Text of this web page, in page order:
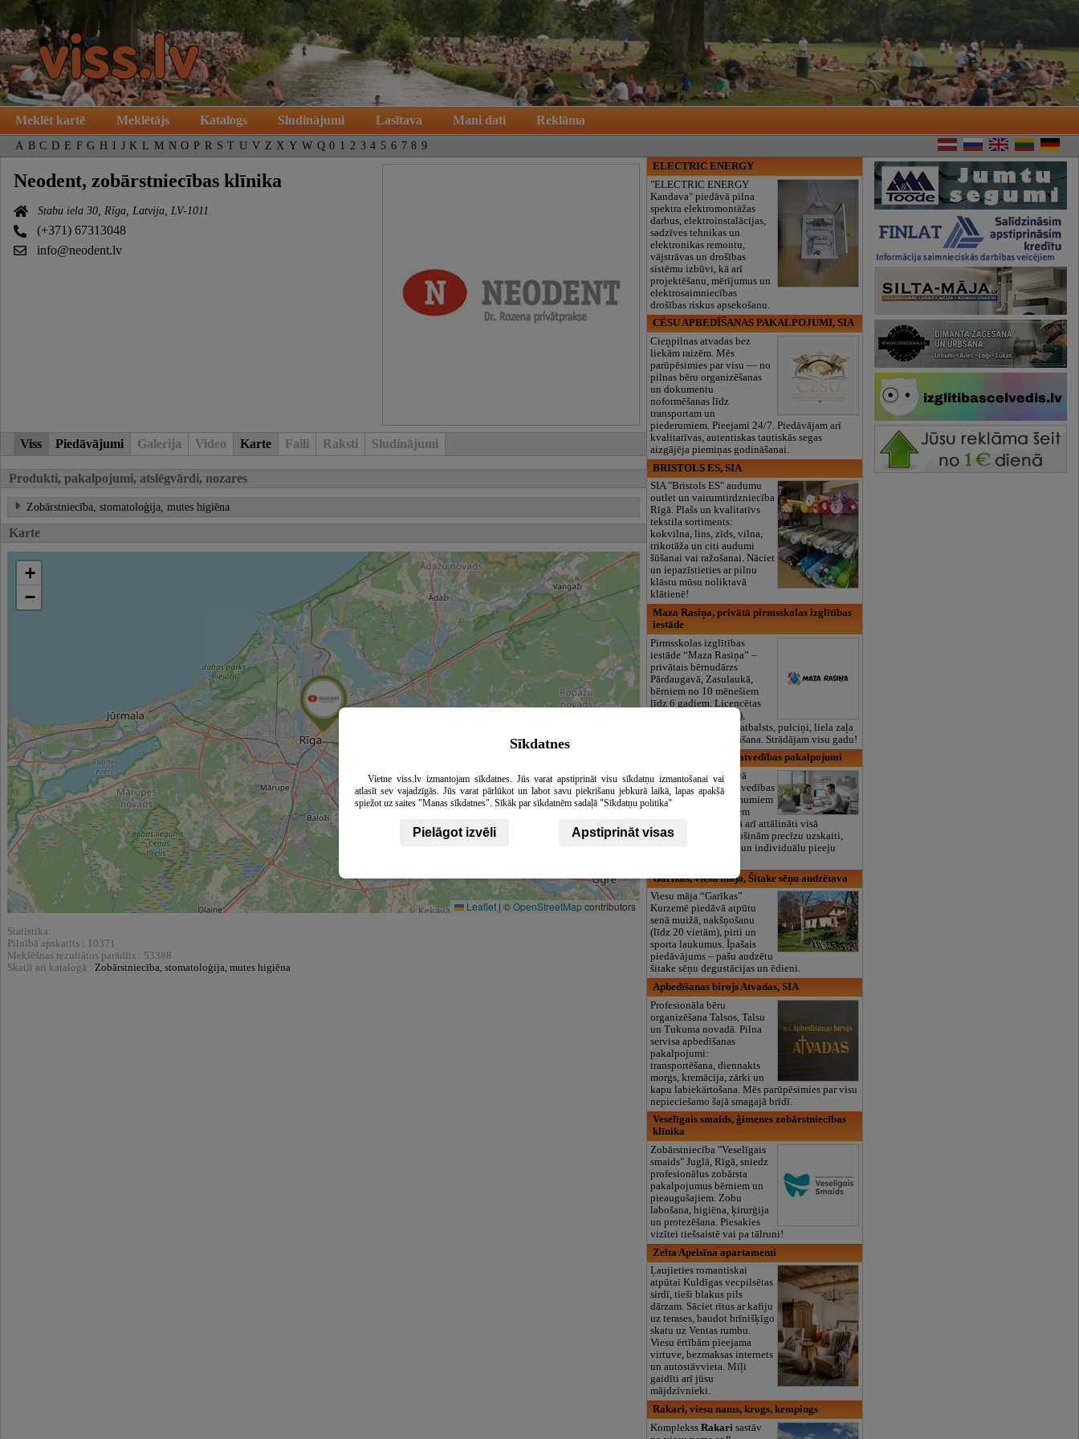
Meklēt kartē Meklētājs Katalogs Sludinājumi Lasītava Mani dati Reklāma
A B C D E F G H I J K L M N O P R S T U V Z X Y W Q 0 1 2 3 4 5 6 7 8 9
Neodent, zobārstniecības klīnika
Stabu iela 30, Rīga, Latvija, LV-1011
(+371) 67313048
info@neodent.lv
Viss Piedāvājumi Galerija Video Karte Faili Raksti Sludinājumi
Produkti, pakalpojumi, atslēgvārdi, nozares
Zobārstniecība, stomatoloģija, mutes higiēna
Karte
+
−
Leaflet | ©OpenStreetMapcontributors
Statistika:
Pilnībā apskatīts : 10371
Meklēšnas rezultātos parādīts : 53388
Skatīt arī katalogā : Zobārstniecība, stomatoloģija, mutes higiēna
ELECTRIC ENERGY
"ELECTRIC ENERGY
Kandava" piedāvā pilna
spektra elektromontāžas
darbus, elektroinstalācijas,
sadzīves tehnikas un
elektronikas remontu,
vājstrāvas un drošības
sistēmu izbūvi, kā arī
projektēšanu, mērījumus un
elektrosaimniecības
drošības riskus apsekošanu.
CĒSU APBEDĪŠANAS PAKALPOJUMI, SIA
Cieņpilnas atvadas bez
liekām raizēm. Mēs
parūpēsimies par visu — no
pilnas bēru organizēšanas
un dokumentu
noformēšanas līdz
transportam un
piederumiem. Pieejami 24/7. Piedāvājam arī
kvalitatīvas, autentiskas tautiskās segas
aizgājēja piemiņas godināšanai.
BRISTOLS ES, SIA
SIA "Bristols ES" audumu
outlet un vairumtirdzniecība
Rīgā. Plašs un kvalitatīvs
tekstila sortiments:
kokvilna, lins, zīds, vilna,
trikotāža un citi audumi
šūšanai vai ražošanai. Nāciet
un iepazīstieties ar pilnu
klāstu mūsu noliktavā
klātienē!
Maza Rasiņa, privātā pirmsskolas izglītības
iestāde
Pirmsskolas izglītības
iestāde “Maza Rasiņa” –
privātais bērnudārzs
Pārdaugavā, Zasulaukā,
bērniem no 10 mēnešiem
līdz 6 gadiem. Licencētas
programmas (LV/RU),
logopēds, speciālais atbalsts, pulciņi, liela zaļa
teritorija un 3x ēdināšana. Strādājam visu gadu!
SanDro, SIA, grāmatvedības pakalpojumi
SIA SANDRO piedāvā
profesionālus grāmatvedības
pakalpojumus uzņēmumiem
un pašnodarbinātajiem
Cēsīs un Vidzemē, kā arī attālināti visā
Latvijā.&nbsp;Nodrošinām precīzu uzskaiti,
savlaicīgas atskaites un individuālu pieeju
Garīkas, viesu māja, Šitake sēņu audzētava
Viesu māja “Garīkas”
Kurzemē piedāvā atpūtu
senā muižā, nakšņošanu
(līdz 20 vietām), pirti un
sporta laukumus. Īpašais
piedāvājums – pašu audzētu
šitake sēņu degustācijas un ēdieni.
Apbedīšanas birojs Atvadas, SIA
Profesionāla bēru
organizēšana Talsos, Talsu
un Tukuma novadā. Pilna
servisa apbedīšanas
pakalpojumi:
transportēšana, diennakts
morgs, kremācija, zārki un
kapu labiekārtošana. Mēs parūpēsimies par visu
nepieciešamo šajā smagajā brīdī.
Veselīgais smaids, ģimenes zobārstniecības
klīnika
Zobārstniecība "Veselīgais
smaids" Juglā, Rīgā, sniedz
profesionālus zobārsta
pakalpojumus bērniem un
pieaugušajiem. Zobu
labošana, higiēna, ķirurģija
un protezēšana. Piesakies
vizītei tiešsaistē vai pa tālruni!
Zelta Apelsīna apartamenti
Ļaujieties romantiskai
atpūtai Kuldīgas vecpilsētas
sirdī, tieši blakus pils
dārzam. Sāciet rītus ar kafiju
uz terases, baudot brīnišķīgo
skatu uz Ventas rumbu.
Viesu ērtībām pieejama
virtuve, bezmaksas internets
un autostāvvieta. Mīļi
gaidīti arī jūsu
mājdzīvnieki.
Rakari, viesu nams, krogs, kempings
KomplekssRakari sastāv
Sīkdatnes
Vietne viss.lv izmantojam sīkdatnes. Jūs varat apstiprināt visu sīkdatņu izmantošanai vai
atlasīt sev vajadzīgās. Jūs varat pārlūkot un labot savu piekrišanu jebkurā laikā, lapas apakšā
spiežot uz saites "Manas sīkdatnes". Sīkāk par sīkdatnēm sadaļā "Sīkdatņu politika"
Pielāgot izvēli Apstiprināt visas